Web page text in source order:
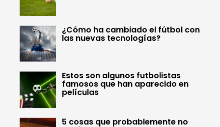
¿Cómo ha cambiado el fútbol con
las nuevas tecnologías?
Estos son algunos futbolistas
famosos que han aparecido en
películas
5 cosas que probablemente no